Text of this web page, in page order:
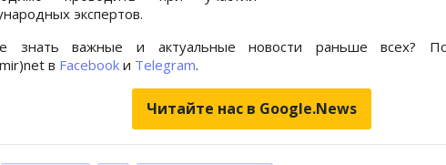
экспертов.
знать важные и актуальные новости раньше всех?
в Facebook и Telegram.
Читайте нас в Google.News